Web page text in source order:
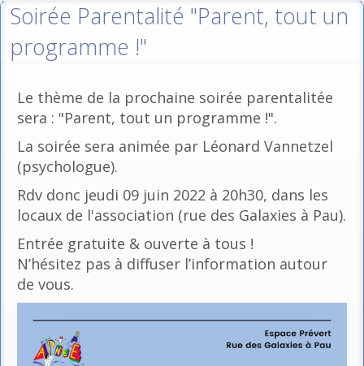
Soirée Parentalité "Parent, tout un
programme !"
Le thème de la prochaine soirée parentalitée
sera : "Parent, tout un programme !".
La soirée sera animée par Léonard Vannetzel
(psychologue).
Rdv donc jeudi 09 juin 2022 à 20h30, dans les
locaux de l'association (rue des Galaxies à Pau).
Entrée gratuite & ouverte à tous !
N’hésitez pas à diffuser l’information autour
de vous.